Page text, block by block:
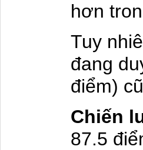
hơn
Tuy
đang
điểm)
Chiến
87.5